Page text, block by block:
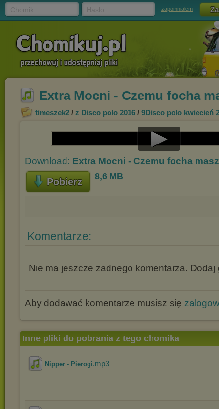
zapomniałem
Extra Mocni - Czemu focha
timeszek2 / z Disco polo 2016 / 9Disco polo kwiecień
Play
Download: Extra Mocni - Czemu focha
Pobierz 8,6 MB
Komentarze:
Nie ma jeszcze żadnego komentarza. Dodaj
Aby dodawać komentarze musisz się
Inne pliki do pobrania z tego chomika
Nipper - Pierogi.mp3